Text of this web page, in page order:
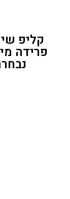
קליפ
פרידה
נבחרת